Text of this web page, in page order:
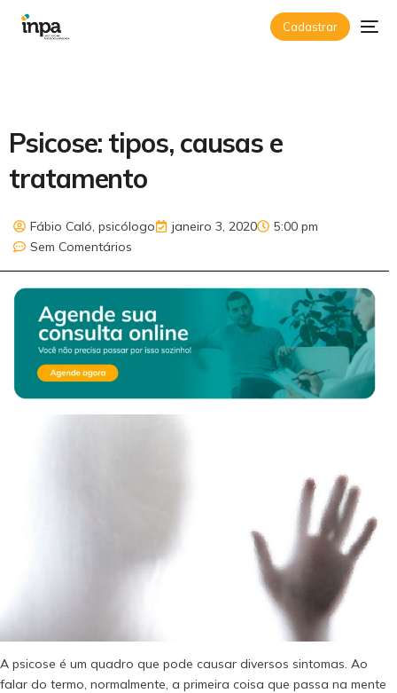
Cadastrar
Psicose: tipos, causas e
tratamento
Fábio Caló, psicólogo janeiro 3, 2020
5:00 pm
Sem Comentários
A psicose é um quadro que pode causar diversos sintomas. Ao
falar do termo, normalmente, a primeira coisa que passa na mente